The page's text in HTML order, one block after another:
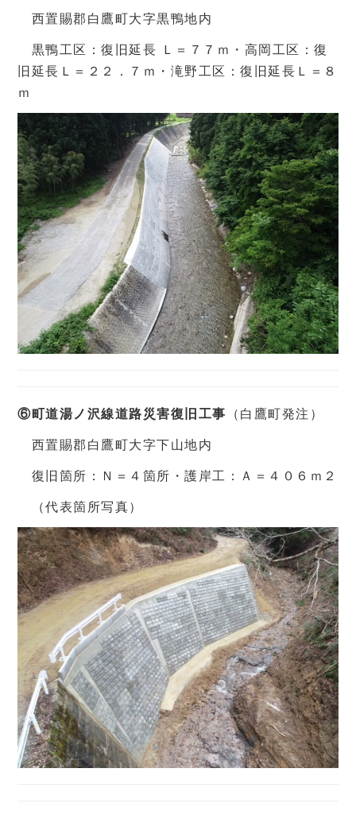
西置賜郡白鷹町大字黒鴨地内
黒鴨工区：復旧延長 Ｌ＝７７ｍ・高岡工区：復
旧延長Ｌ＝２２．７ｍ・滝野工区：復旧延長Ｌ＝８
ｍ
⑥町道湯ノ沢線道路災害復旧工事 （白鷹町発注）
西置賜郡白鷹町大字下山地内
復旧箇所：Ｎ＝４箇所・護岸工：Ａ＝４０６ｍ２
（代表箇所写真）